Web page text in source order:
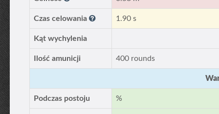
Czas celowania 1.90 s
Kąt wychylenia
Ilość amunicji 400 rounds
Podczas postoju %